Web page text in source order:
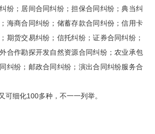
纷；居间合同纠纷；担保合同纠纷；典当纠
海商合同纠纷；储蓄存款合同纠份；信用卡
期货交易纠纷；信托纠纷；证券合同纠纷；
合作勘探开发自然资源合同纠纷；农业承包
纠纷；邮政合同纠纷；演出合同纠纷服务合
可细化100多种，不一一列举。